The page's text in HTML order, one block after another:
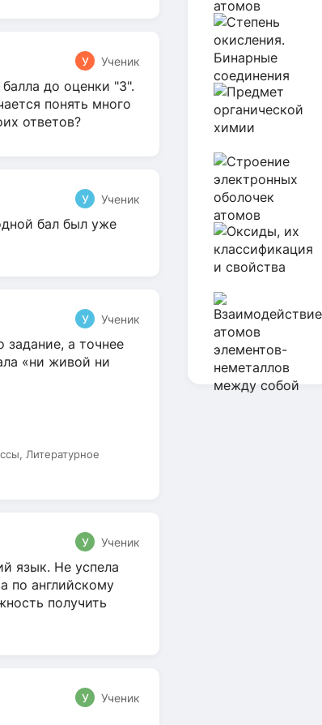
У Ученик
до оценки "3".
понять много
ответов?
У Ученик
бал был уже
У Ученик
задание, а точнее
«ни живой ни
Литературное
У Ученик
язык. Не успела
по английскому
получить
У Ученик